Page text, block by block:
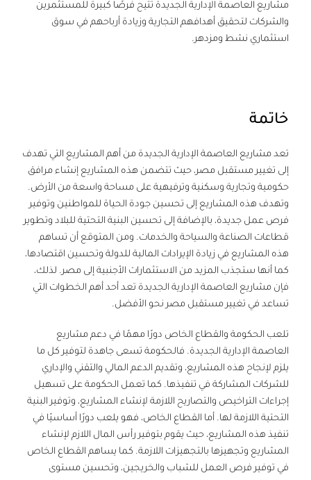
مشاريع العاصمة الإدارية الجديدة تتيح فرصًا كبيرة للمستثمرين
والشركات لتحقيق أهدافهم التجارية وزيادة أرباحهم في سوق
استثماري نشط ومزدهر.
خاتمة
تعد مشاريع العاصمة الإدارية الجديدة من أهم المشاريع التي تهدف
إلى تغيير مستقبل مصر، حيث تتضمن هذه المشاريع إنشاء مرافق
حكومية وتجارية وسكنية وترفيهية على مساحة واسعة من الأرض.
وتهدف هذه المشاريع إلى تحسين جودة الحياة للمواطنين وتوفير
فرص عمل جديدة، بالإضافة إلى تحسين البنية التحتية للبلاد وتطوير
قطاعات الصناعة والسياحة والخدمات. ومن المتوقع أن تساهم
هذه المشاريع في زيادة الإيرادات المالية للدولة وتحسين اقتصادها،
كما أنها ستجذب المزيد من الاستثمارات الأجنبية إلى مصر. لذلك،
فإن مشاريع العاصمة الإدارية الجديدة تعد أحد أهم الخطوات التي
تساعد في تغيير مستقبل مصر نحو الأفضل.
تلعب الحكومة والقطاع الخاص دورًا مهمًا في دعم مشاريع
العاصمة الإدارية الجديدة. فالحكومة تسعى جاهدة لتوفير كل ما
يلزم لإنجاح هذه المشاريع، وتقديم الدعم المالي والتقني والإداري
للشركات المشاركة في تنفيذها. كما تعمل الحكومة على تسهيل
إجراءات التراخيص والتصاريح اللازمة لإنشاء المشاريع، وتوفير البنية
التحتية اللازمة لها. أما القطاع الخاص، فهو يلعب دورًا أساسيًا في
تنفيذ هذه المشاريع، حيث يقوم بتوفير رأس المال اللازم لإنشاء
المشاريع وتجهيزها بالتجهيزات اللازمة. كما يساهم القطاع الخاص
في توفير فرص العمل للشباب والخريجين، وتحسين مستوى